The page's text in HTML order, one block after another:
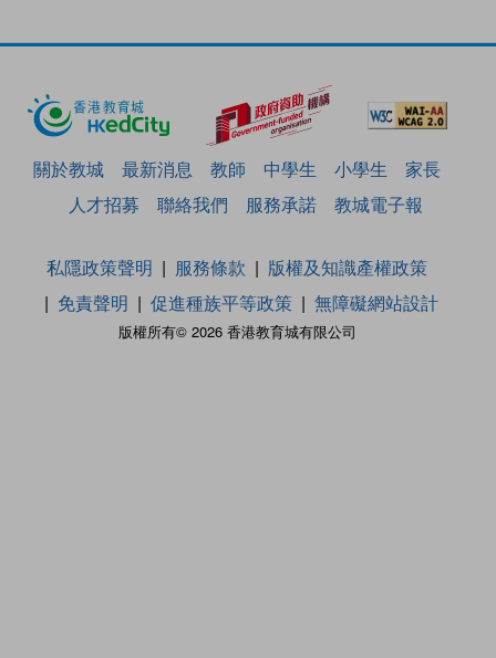
關於教城 最新消息 教師 中學生 小學生
家長
人才招募
聯絡我們 服務承諾 教城電子報
版權所有© 2026 香港教育城有限公司
私隱政策聲明 服務條款
版權及知識產權政策
免責聲明
促進種族平等政策 無障礙網站設計